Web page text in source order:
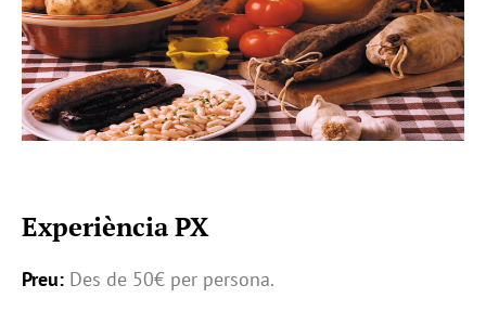
Experiència PX
Preu: Des de 50€ per persona.